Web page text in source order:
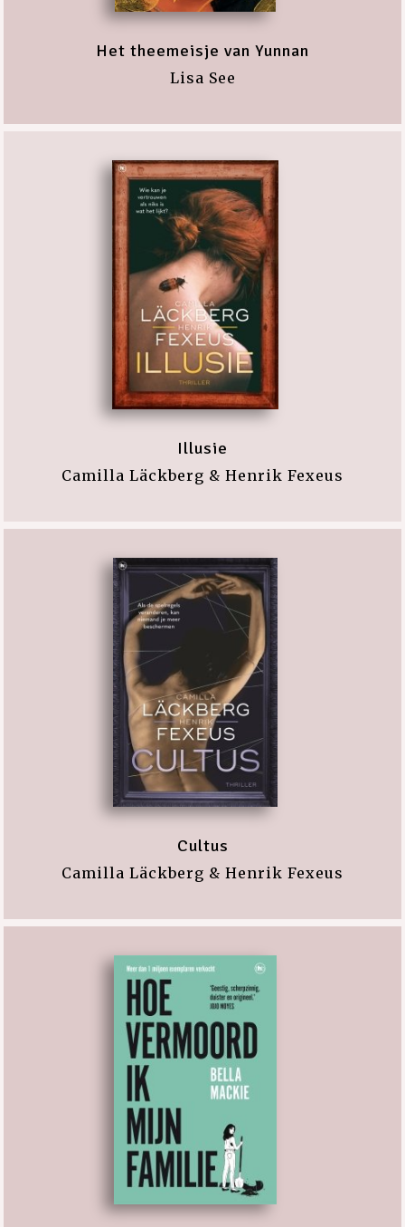
Het theemeisje van Yunnan
Lisa See
Illusie
Camilla Läckberg & Henrik Fexeus
Cultus
Camilla Läckberg & Henrik Fexeus